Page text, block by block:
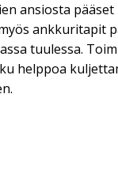
ansiosta pääset
ankkuritapit
tuulessa.
helppoa